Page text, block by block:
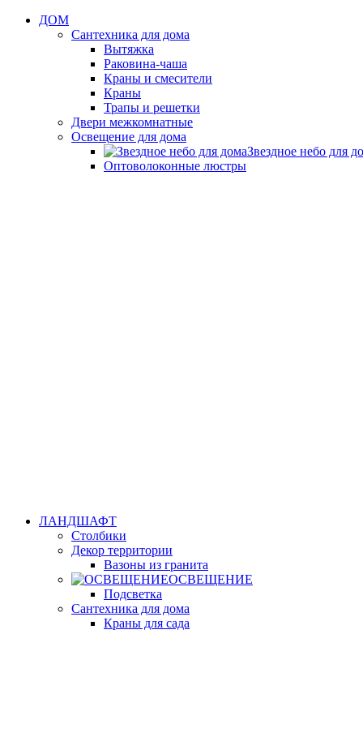
ДОМ
Сантехника для дома
Вытяжка
Раковина-чаша
Краны и смесители
Краны
Трапы и решетки
Двери межкомнатные
Освещение для дома
Звездное небо для
Оптоволоконные люстры
ЛАНДШАФТ
Столбики
Декор территории
Вазоны из гранита
ОСВЕЩЕНИЕ
Подсветка
Сантехника для дома
Краны для сада